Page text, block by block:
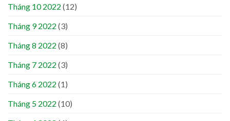
Tháng 10 2022 (12)
Tháng 9 2022 (3)
Tháng 8 2022 (8)
Tháng 7 2022 (3)
Tháng 6 2022 (1)
Tháng 5 2022 (10)